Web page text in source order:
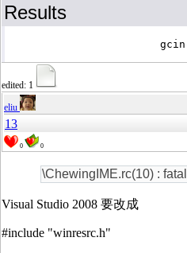
Results
edited: 1
eliu
13
0 0
\ChewingIME.rc(10) :
Visual Studio 2008 要改成
#include "winresrc.h"